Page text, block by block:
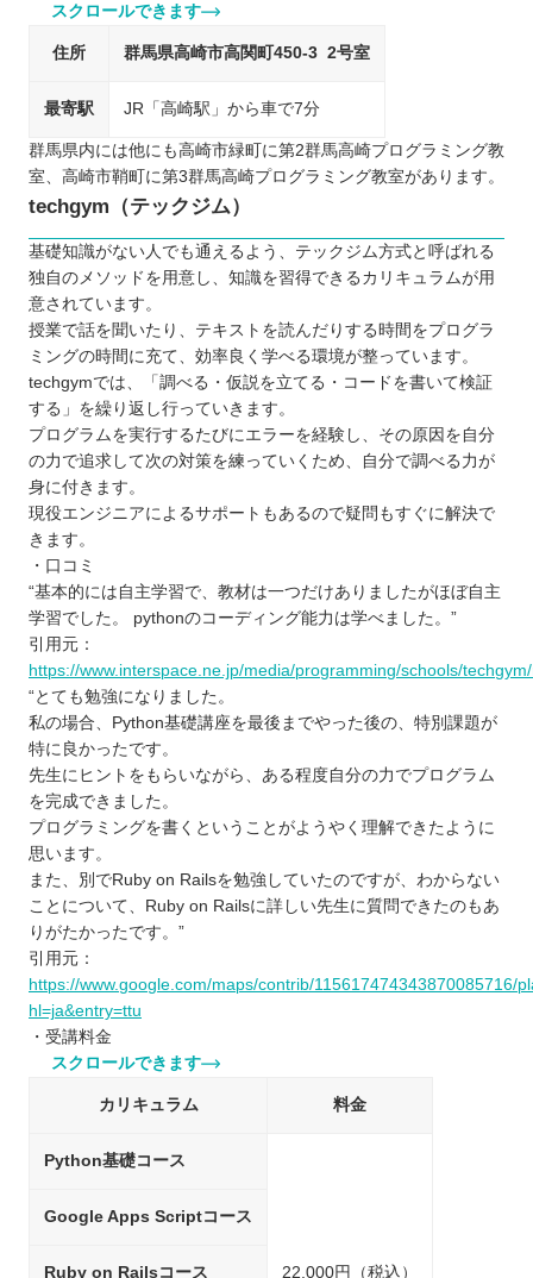
スクロールできます
住所 群馬県高崎市高関町450-3 2号室
最寄駅 JR「高崎駅」から車で7分
群馬県内には他にも高崎市緑町に第2群馬高崎プログラミング教
室、高崎市鞘町に第3群馬高崎プログラミング教室があります。
techgym（テックジム）
基礎知識がない人でも通えるよう、テックジム方式と呼ばれる
独自のメソッドを用意し、知識を習得できるカリキュラムが用
意されています。
授業で話を聞いたり、テキストを読んだりする時間をプログラ
ミングの時間に充て、効率良く学べる環境が整っています。
techgymでは、「調べる・仮説を立てる・コードを書いて検証
する」を繰り返し行っていきます。
プログラムを実行するたびにエラーを経験し、その原因を自分
の力で追求して次の対策を練っていくため、自分で調べる力が
身に付きます。
現役エンジニアによるサポートもあるので疑問もすぐに解決で
きます。
・口コミ
“基本的には自主学習で、教材は一つだけありましたがほぼ自主
学習でした。 pythonのコーディング能力は学べました。”
引用元：
https://www.interspace.ne.jp/media/programming/schools/
“とても勉強になりました。
私の場合、Python基礎講座を最後までやった後の、特別課題が
特に良かったです。
先生にヒントをもらいながら、ある程度自分の力でプログラム
を完成できました。
プログラミングを書くということがようやく理解できたように
思います。
また、別でRuby on Railsを勉強していたのですが、わからない
ことについて、Ruby on Railsに詳しい先生に質問できたのもあ
りがたかったです。”
引用元：
https://www.google.com/maps/contrib/
hl=ja&entry=ttu
・受講料金
スクロールできます
カリキュラム 料金
Python基礎コース
22,000円（税込）
Google Apps Scriptコース
Ruby on Railsコース